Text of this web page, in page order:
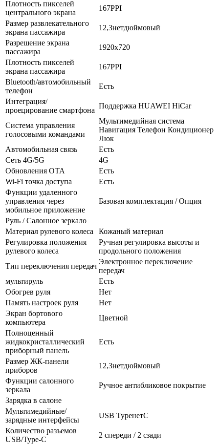
Плотность пикселей
центрального экрана
167PPI
Размер развлекательного
экрана пассажира
12,3нетдюймовый
Разрешение экрана
пассажира
1920x720
Плотность пикселей
экрана пассажира
167PPI
Bluetooth/автомобильный
телефон
Есть
Интеграция/
проецирование смартфона
Поддержка HUAWEI HiCar
Система управления
голосовыми командами
Мультимедийная система
Навигация Телефон Кондиционер
Люк
Автомобильная связь
Есть
Сеть 4G/5G
4G
Обновления OTA
Есть
Wi-Fi точка доступа
Есть
Функции удаленного
управления через
мобильное приложение
Базовая комплектация / Опция
Руль / Салонное зеркало
Материал рулевого колеса
Кожаный материал
Регулировка положения
рулевого колеса
Ручная регулировка высоты и
продольного положения
Тип переключения передач
Электронное переключение
передач
мультируль
Есть
Обогрев руля
Нет
Память настроек руля
Нет
Экран бортового
компьютера
Цветной
Полноценный
жидкокристаллический
приборный панель
Есть
Размер ЖК-панели
приборов
12,3нетдюймовый
Функции салонного
зеркала
Ручное антибликовое покрытие
Зарядка в салоне
Мультимедийные/
зарядные интерфейсы
USB TypeнетC
Количество разъемов
USB/Type-C
2 спереди / 2 сзади